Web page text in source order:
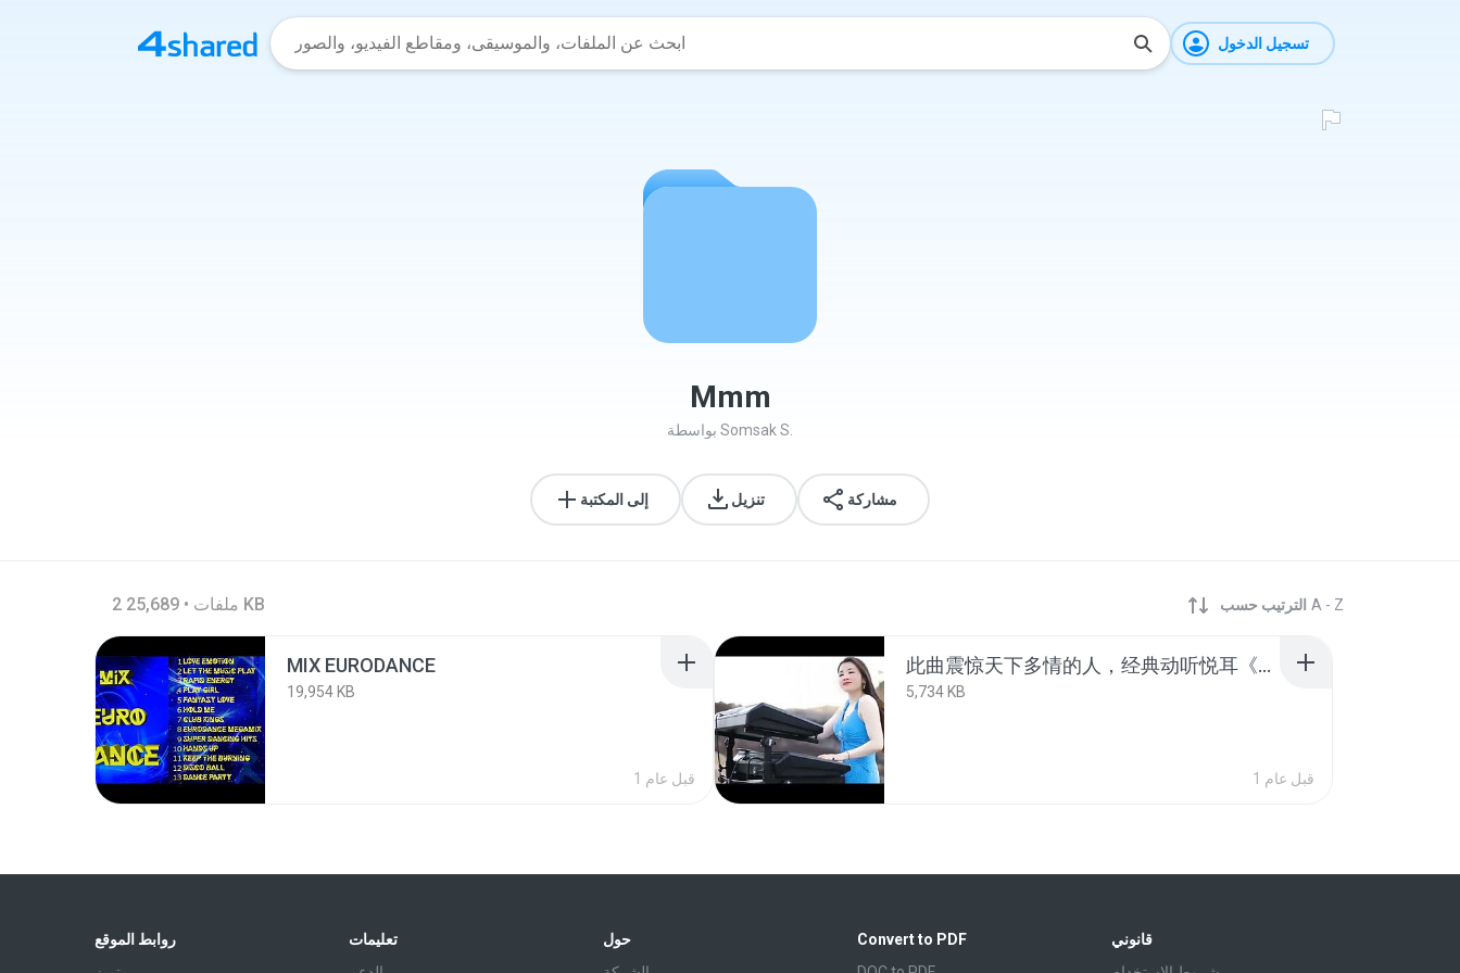
تسجيل الدخول
Mmm
Somsak S.
إلى المكتبة تنزيل مشاركة
2 ملفات • 25,689 KB الترتيب حسب A - Z
MIX EURODANCE
19,954 KB
1 قبل عام
此曲震惊天下多情的人，经典动听悦耳《爱你在心口难开》让多情的人都能张开口表白。#中国音乐 #中国乐器 #音乐 #纯音乐
5,734 KB
1 قبل عام
روابط الموقع
تعليمات
حول
Convert to PDF
قانوني